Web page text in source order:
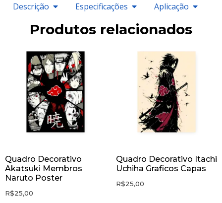
Descrição Especificações Aplicação
Produtos relacionados
Quadro Decorativo
Akatsuki Membros
Naruto Poster
R$25,00
Quadro Decorativo Itachi
Uchiha Graficos Capas
R$25,00